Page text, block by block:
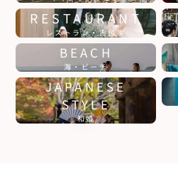
RESTAURANT
レストラン・古民家
BEACH
海・ビーチ
JAPANESE
STYLE
和婚